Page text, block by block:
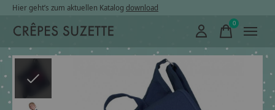
Hier geht’s zum aktuellen Katalog download
0items